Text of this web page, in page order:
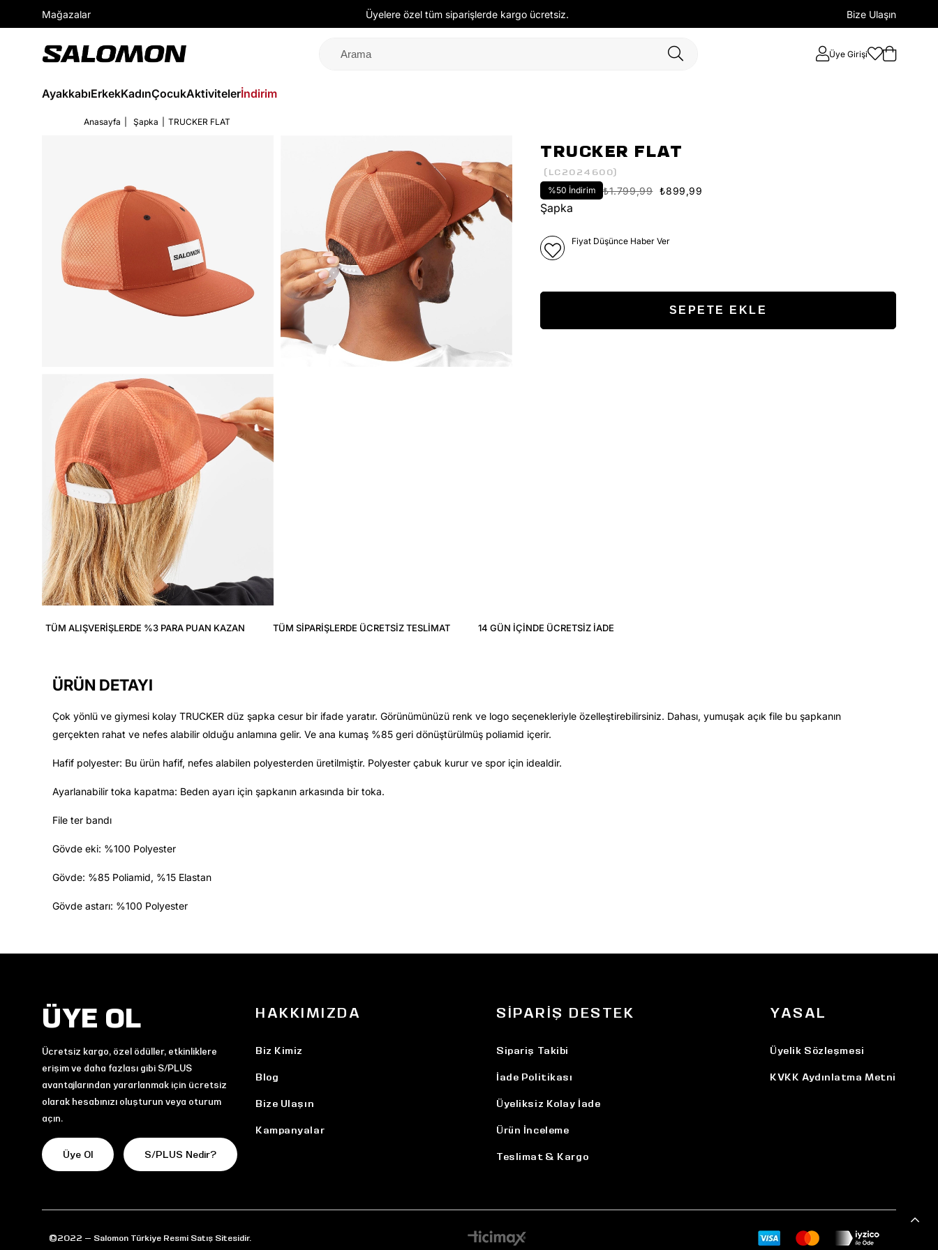
Mağazalar Üyelere özel tüm siparişlerde kargo ücretsiz. Bize Ulaşın
Üye Girişi
AyakkabıErkekKadınÇocukAktivitelerİndirim
Anasayfa Şapka TRUCKER FLAT
TRUCKER FLAT
(LC2024600)
%50 İndirim ₺1.799,99 ₺899,99
Şapka
Fiyat Düşünce Haber Ver
TÜM ALIŞVERIŞLERDE %3 PARA PUAN KAZAN TÜM SIPARIŞLERDE ÜCRETSIZ TESLIMAT 14 GÜN IÇINDE ÜCRETSIZ IADE
ÜRÜN DETAYI
Çok yönlü ve giymesi kolay TRUCKER düz şapka cesur bir ifade yaratır. Görünümünüzü renk ve logo seçenekleriyle özelleştirebilirsiniz. Dahası, yumuşak açık file bu şapkanın
gerçekten rahat ve nefes alabilir olduğu anlamına gelir. Ve ana kumaş %85 geri dönüştürülmüş poliamid içerir.
Hafif polyester: Bu ürün hafif, nefes alabilen polyesterden üretilmiştir. Polyester çabuk kurur ve spor için idealdir.
Ayarlanabilir toka kapatma: Beden ayarı için şapkanın arkasında bir toka.
File ter bandı
Gövde eki: %100 Polyester
Gövde: %85 Poliamid, %15 Elastan
Gövde astarı: %100 Polyester
ÜYE OL
Ücretsiz kargo, özel ödüller, etkinliklere
erişim ve daha fazlası gibi S/PLUS
avantajlarından yararlanmak için ücretsiz
olarak hesabınızı oluşturun veya oturum
açın.
Üye Ol S/PLUS Nedir?
HAKKIMIZDA
Biz Kimiz
Blog
Bize Ulaşın
Kampanyalar
SIPARIŞ DESTEK
Sipariş Takibi
İade Politikası
Üyeliksiz Kolay İade
Ürün İnceleme
Teslimat & Kargo
YASAL
Üyelik Sözleşmesi
KVKK Aydınlatma Metni
©2022 — Salomon Türkiye Resmi Satış Sitesidir.